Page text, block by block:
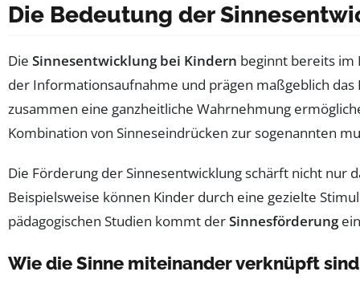
Die Bedeutung der
Die Sinnesentwicklung bei Kindern beginnt bereits im
der Informationsaufnahme und prägen maßgeblich
zusammen eine ganzheitliche Wahrnehmung
Kombination von Sinneseindrücken zur sogenannten
Die Förderung der Sinnesentwicklung schärft nicht nur
Beispielsweise können Kinder durch eine gezielte
pädagogischen Studien kommt derSinnesförderung
Wie die Sinne miteinander verknüpft sind